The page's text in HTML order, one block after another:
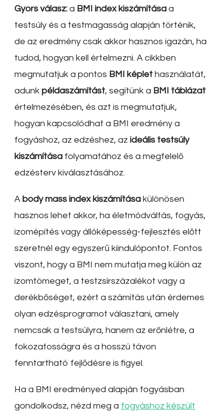
Gyors válasz: a BMI index kiszámítása a
testsúly és a testmagasság alapján történik,
de az eredmény csak akkor hasznos igazán, ha
tudod, hogyan kell értelmezni. A cikkben
megmutatjuk a pontos BMI képlet használatát,
adunk példaszámítást, segítünk a BMI táblázat
értelmezésében, és azt is megmutatjuk,
hogyan kapcsolódhat a BMI eredmény a
fogyáshoz, az edzéshez, az ideális testsúly
kiszámítása folyamatához és a megfelelő
edzésterv kiválasztásához.
A body mass index kiszámítása különösen
hasznos lehet akkor, ha életmódváltás, fogyás,
izomépítés vagy állóképesség-fejlesztés előtt
szeretnél egy egyszerű kiindulópontot. Fontos
viszont, hogy a BMI nem mutatja meg külön az
izomtömeget, a testzsírszázalékot vagy a
derékbőséget, ezért a számítás után érdemes
olyan edzésprogramot választani, amely
nemcsak a testsúlyra, hanem az erőnlétre, a
fokozatosságra és a hosszú távon
fenntartható fejlődésre is figyel.
Ha a BMI eredményed alapján fogyásban
gondolkodsz, nézd meg a fogyáshoz készült